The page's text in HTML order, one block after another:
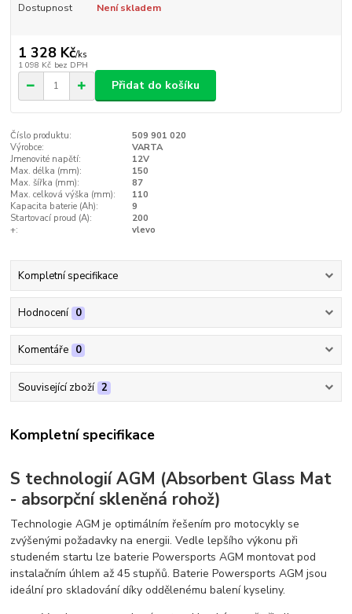
Dostupnost Není skladem
1 328 Kč/ks
1 098 Kč bez DPH
Přidat do košíku
Číslo produktu:
509 901 020
Výrobce:
VARTA
Jmenovité napětí:
12V
Max. délka (mm):
150
Max. šířka (mm):
87
Max. celková výška (mm):
110
Kapacita baterie (Ah):
9
Startovací proud (A):
200
+:
vlevo
Kompletní specifikace
Hodnocení 0
Komentáře 0
Související zboží 2
Kompletní specifikace
S technologií AGM (Absorbent Glass Mat
- absorpční skleněná rohož)
Technologie AGM je optimálním řešením pro motocykly se
zvýšenými požadavky na energii. Vedle lepšího výkonu při
studeném startu lze baterie Powersports AGM montovat pod
instalačním úhlem až 45 stupňů. Baterie Powersports AGM jsou
ideální pro skladování díky oddělenému balení kyseliny.